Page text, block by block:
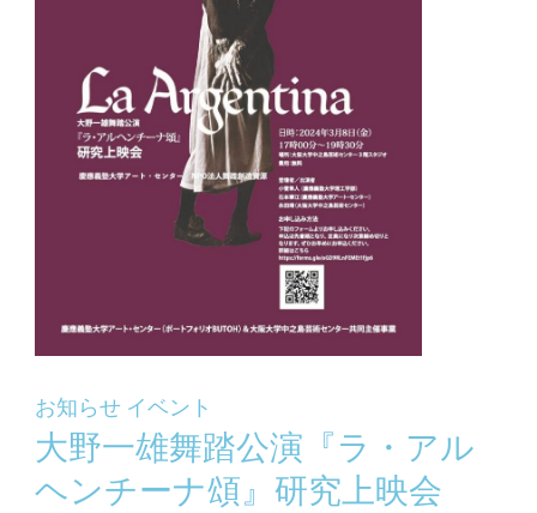
お知らせ イベント
大野一雄舞踏公演『ラ・アル
ヘンチーナ頌』研究上映会